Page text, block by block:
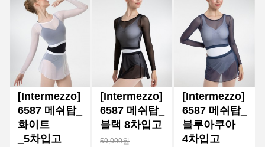
[Intermezzo]
6587 메쉬탑_
화이트
_5차입고
[Intermezzo]
6587 메쉬탑_
블랙 8차입고
59,000원
[Intermezzo]
6587 메쉬탑_
블루아쿠아
4차입고